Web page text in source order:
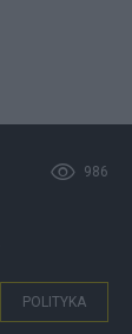
986
POLITYKA